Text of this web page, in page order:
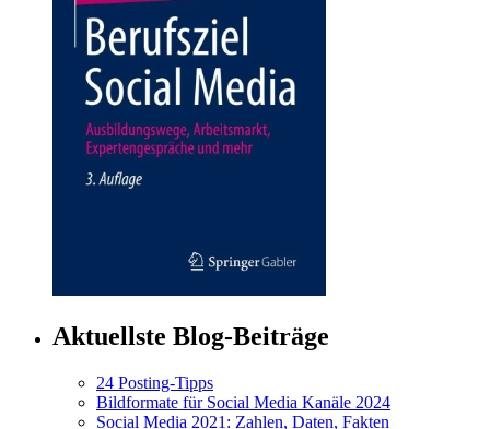
Aktuellste Blog-Beiträge
24 Posting-Tipps
Bildformate für Social Media Kanäle 2024
Social Media 2021: Zahlen, Daten, Fakten